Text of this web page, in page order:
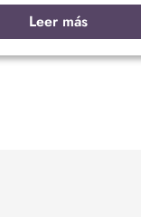
Leer más